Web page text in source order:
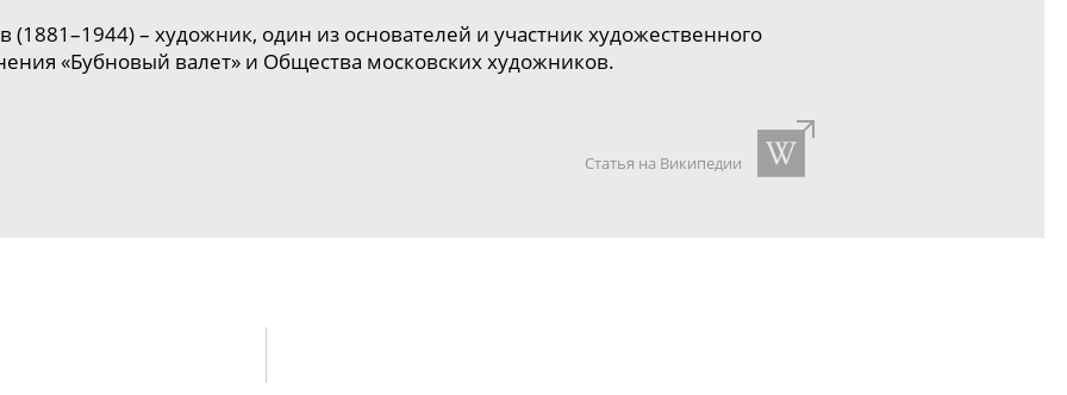
(1881–1944) – художник, один из основателей и участник художественного
«Бубновый валет» и Общества московских художников.
Статья на Википедии